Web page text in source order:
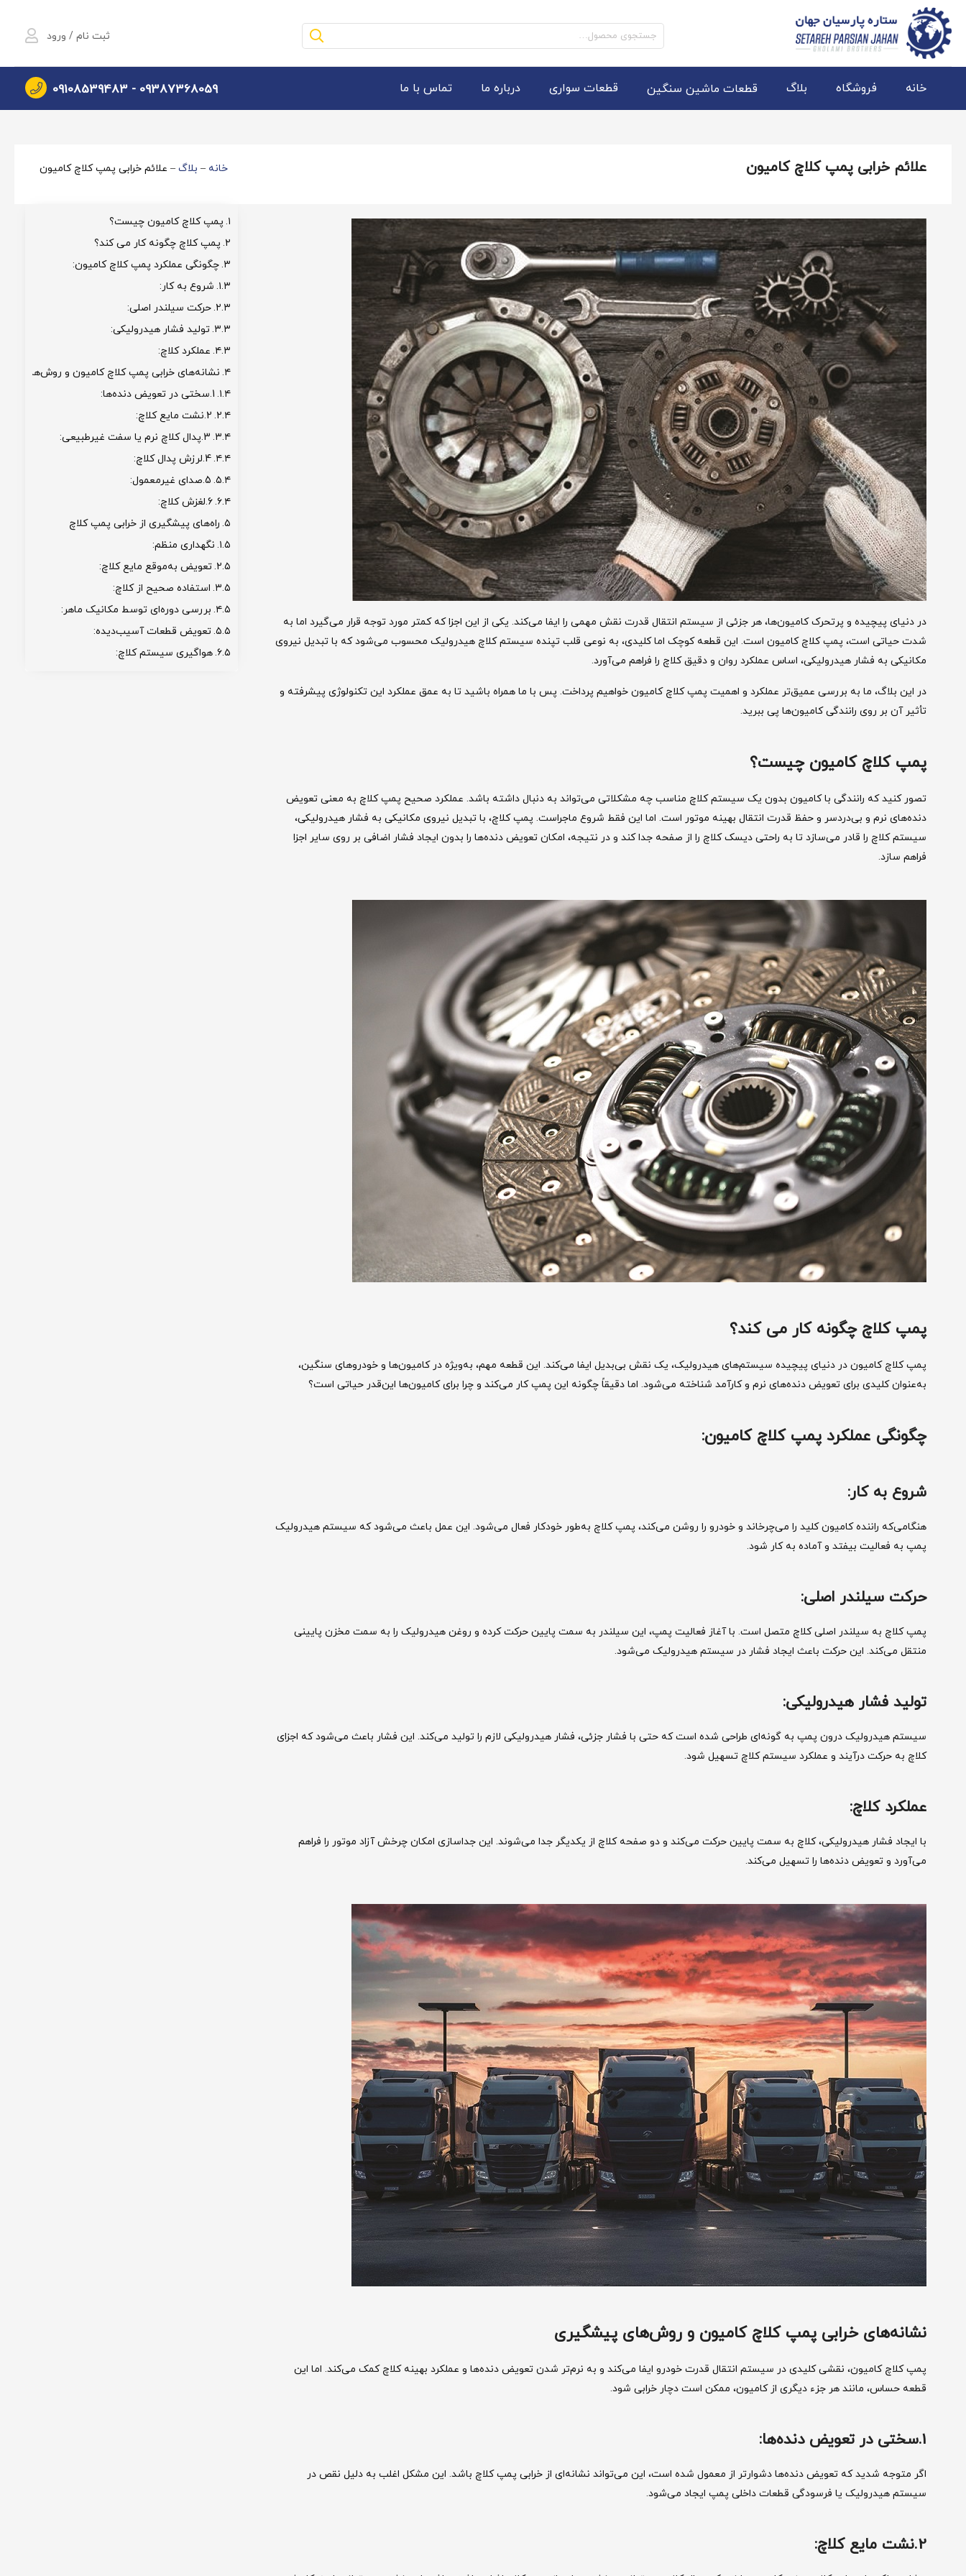
جستجو
برای:
ثبت نام / ورود
خانه فروشگاه بلاگ قطعات ماشین سنگین قطعات سواری درباره ما تماس با ما 09387368059 -
09108539483
علائم خرابی پمپ کلاچ کامیون خانه – بلاگ– علائم خرابی پمپ کلاچ کامیون
در دنیای پیچیده و پرتحرک کامیون‌ها، هر جزئی از سیستم انتقال قدرت نقش مهمی را ایفا می‌کند. یکی از این اجزا که کمتر مورد توجه قرار می‌گیرد اما به
شدت حیاتی است، پمپ کلاچ کامیون است. این قطعه کوچک اما کلیدی، به نوعی قلب تپنده سیستم کلاچ هیدرولیک محسوب می‌شود که با تبدیل نیروی
مکانیکی به فشار هیدرولیکی، اساس عملکرد روان و دقیق کلاچ را فراهم می‌آورد.
در این بلاگ، ما به بررسی عمیق‌تر عملکرد و اهمیت پمپ کلاچ کامیون خواهیم پرداخت. پس با ما همراه باشید تا به عمق عملکرد این تکنولوژی پیشرفته و
تأثیر آن بر روی رانندگی کامیون‌ها پی ببرید.
پمپ کلاچ کامیون چیست؟
تصور کنید که رانندگی با کامیون بدون یک سیستم کلاچ مناسب چه مشکلاتی می‌تواند به دنبال داشته باشد. عملکرد صحیح پمپ کلاچ به معنی تعویض
دنده‌های نرم و بی‌دردسر و حفظ قدرت انتقال بهینه موتور است. اما این فقط شروع ماجراست. پمپ کلاچ، با تبدیل نیروی مکانیکی به فشار هیدرولیکی،
سیستم کلاچ را قادر می‌سازد تا به راحتی دیسک کلاچ را از صفحه جدا کند و در نتیجه، امکان تعویض دنده‌ها را بدون ایجاد فشار اضافی بر روی سایر اجزا
فراهم سازد.
پمپ کلاچ چگونه کار می کند؟
پمپ کلاچ کامیون در دنیای پیچیده سیستم‌های هیدرولیک، یک نقش بی‌بدیل ایفا می‌کند. این قطعه مهم، به‌ویژه در کامیون‌ها و خودروهای سنگین،
به‌عنوان کلیدی برای تعویض دنده‌های نرم و کارآمد شناخته می‌شود. اما دقیقاً چگونه این پمپ کار می‌کند و چرا برای کامیون‌ها این‌قدر حیاتی است؟
چگونگی عملکرد پمپ کلاچ کامیون:
شروع به کار:
هنگامی‌که راننده کامیون کلید را می‌چرخاند و خودرو را روشن می‌کند، پمپ کلاچ به‌طور خودکار فعال می‌شود. این عمل باعث می‌شود که سیستم هیدرولیک
پمپ به فعالیت بیفتد و آماده به کار شود.
حرکت سیلندر اصلی:
پمپ کلاچ به سیلندر اصلی کلاچ متصل است. با آغاز فعالیت پمپ، این سیلندر به سمت پایین حرکت کرده و روغن هیدرولیک را به سمت مخزن پایینی
منتقل می‌کند. این حرکت باعث ایجاد فشار در سیستم هیدرولیک می‌شود.
تولید فشار هیدرولیکی:
سیستم هیدرولیک درون پمپ به گونه‌ای طراحی شده است که حتی با فشار جزئی، فشار هیدرولیکی لازم را تولید می‌کند. این فشار باعث می‌شود که اجزای
کلاچ به حرکت درآیند و عملکرد سیستم کلاچ تسهیل شود.
عملکرد کلاچ:
با ایجاد فشار هیدرولیکی، کلاچ به سمت پایین حرکت می‌کند و دو صفحه کلاچ از یکدیگر جدا می‌شوند. این جداسازی امکان چرخش آزاد موتور را فراهم
می‌آورد و تعویض دنده‌ها را تسهیل می‌کند.
نشانه‌های خرابی پمپ کلاچ کامیون و روش‌های پیشگیری
پمپ کلاچ کامیون، نقشی کلیدی در سیستم انتقال قدرت خودرو ایفا می‌کند و به نرم‌تر شدن تعویض دنده‌ها و عملکرد بهینه کلاچ کمک می‌کند. اما این
قطعه حساس، مانند هر جزء دیگری از کامیون، ممکن است دچار خرابی شود.
1.سختی در تعویض دنده‌ها:
اگر متوجه شدید که تعویض دنده‌ها دشوارتر از معمول شده است، این می‌تواند نشانه‌ای از خرابی پمپ کلاچ باشد. این مشکل اغلب به دلیل نقص در
سیستم هیدرولیک یا فرسودگی قطعات داخلی پمپ ایجاد می‌شود.
2.نشت مایع کلاچ:
پمپ کلاچ کامیون چیست؟
پمپ کلاچ چگونه کار می کند؟
چگونگی عملکرد پمپ کلاچ کامیون:
شروع به کار:
حرکت سیلندر اصلی:
تولید فشار هیدرولیکی:
عملکرد کلاچ:
نشانه‌های خرابی پمپ کلاچ کامیون و روش‌های
1.سختی در تعویض دنده‌ها:
2.نشت مایع کلاچ:
3.پدال کلاچ نرم یا سفت غیرطبیعی:
4.لرزش پدال کلاچ:
5.صدای غیرمعمول:
6.لغزش کلاچ:
راه‌های پیشگیری از خرابی پمپ کلاچ
نگهداری منظم:
تعویض به‌موقع مایع کلاچ:
استفاده صحیح از کلاچ:
بررسی دوره‌ای توسط مکانیک ماهر:
تعویض قطعات آسیب‌دیده:
هواگیری سیستم کلاچ: